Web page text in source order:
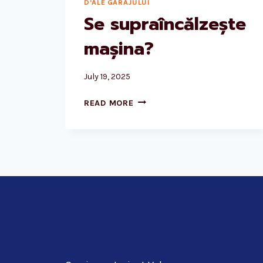
D'ALE GARAJULUI
Se supraîncălzește
mașina?
July 19, 2025
READ MORE SE